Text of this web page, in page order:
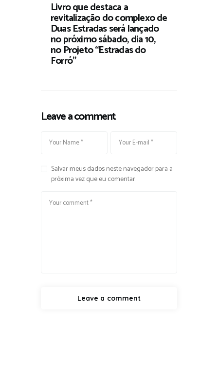
Livro que destaca a
revitalização do complexo de
Duas Estradas será lançado
no próximo sábado, dia 10,
no Projeto “Estradas do
Forró”
Leave a comment
Salvar meus dados neste navegador para a
próxima vez que eu comentar.